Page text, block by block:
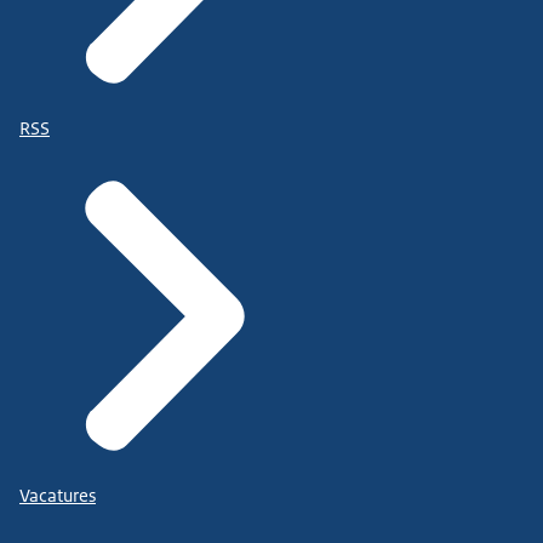
RSS
Vacatures